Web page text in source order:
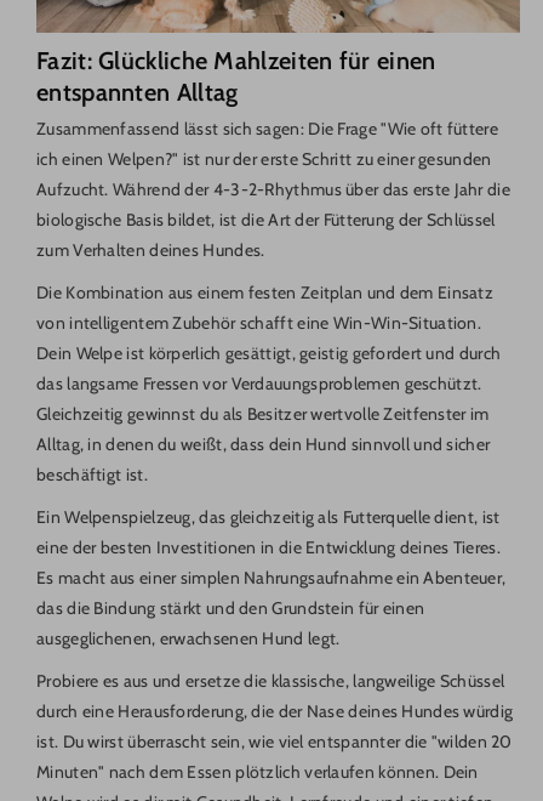
Fazit: Glückliche Mahlzeiten für einen
entspannten Alltag
Zusammenfassend lässt sich sagen: Die Frage "Wie oft füttere
ich einen Welpen?" ist nur der erste Schritt zu einer gesunden
Aufzucht. Während der 4-3-2-Rhythmus über das erste Jahr die
biologische Basis bildet, ist die Art der Fütterung der Schlüssel
zum Verhalten deines Hundes.
Die Kombination aus einem festen Zeitplan und dem Einsatz
von intelligentem Zubehör schafft eine Win-Win-Situation.
Dein Welpe ist körperlich gesättigt, geistig gefordert und durch
das langsame Fressen vor Verdauungsproblemen geschützt.
Gleichzeitig gewinnst du als Besitzer wertvolle Zeitfenster im
Alltag, in denen du weißt, dass dein Hund sinnvoll und sicher
beschäftigt ist.
Ein Welpenspielzeug, das gleichzeitig als Futterquelle dient, ist
eine der besten Investitionen in die Entwicklung deines Tieres.
Es macht aus einer simplen Nahrungsaufnahme ein Abenteuer,
das die Bindung stärkt und den Grundstein für einen
ausgeglichenen, erwachsenen Hund legt.
Probiere es aus und ersetze die klassische, langweilige Schüssel
durch eine Herausforderung, die der Nase deines Hundes würdig
ist. Du wirst überrascht sein, wie viel entspannter die "wilden 20
Minuten" nach dem Essen plötzlich verlaufen können. Dein